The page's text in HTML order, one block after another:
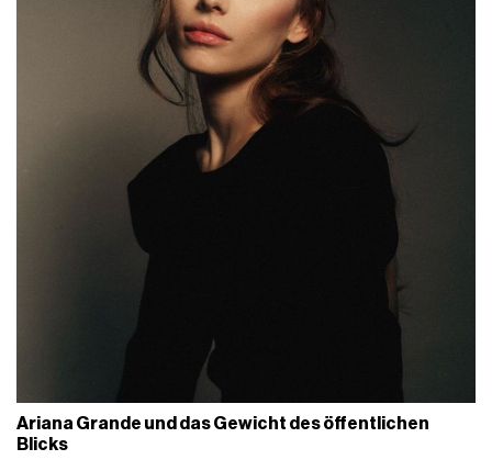
Ariana Grande und das Gewicht des öffentlichen
Blicks